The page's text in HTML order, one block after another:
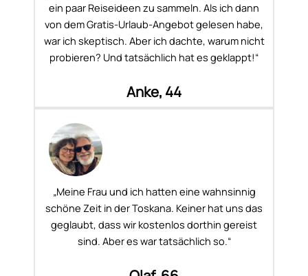
ein paar Reiseideen zu sammeln. Als ich dann
von dem Gratis-Urlaub-Angebot gelesen habe,
war ich skeptisch. Aber ich dachte, warum nicht
probieren? Und tatsächlich hat es geklappt!“
Anke, 44
„Meine Frau und ich hatten eine wahnsinnig
schöne Zeit in der Toskana. Keiner hat uns das
geglaubt, dass wir kostenlos dorthin gereist
sind. Aber es war tatsächlich so.“